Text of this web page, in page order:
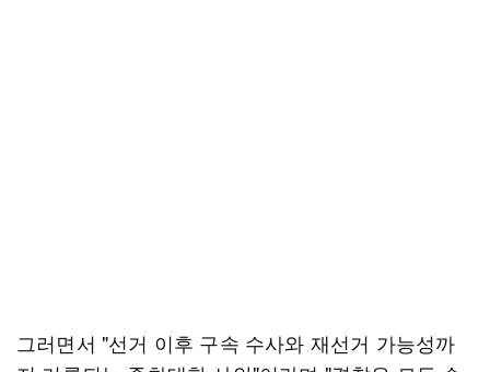
그러면서 "선거 이후 구속 수사와 재선거 가능성까